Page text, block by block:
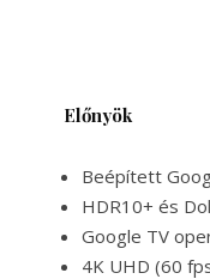
Előnyök
Beépített
HDR10+ és
Google TV
4K UHD (60